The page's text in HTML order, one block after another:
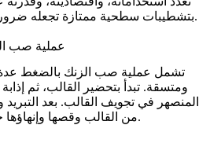
بتشطيبات سطحية ممتازة تجعله ضروريًا في العديد من القطاعات.
عملية صب
تشمل عملية صب الزنك بالضغط عدة
ومتسقة. تبدأ بتحضير القالب، ثم
المنصهر في تجويف القالب. بعد
من القالب وقصها وإنهاؤها حسب المواصفات المطلوبة.